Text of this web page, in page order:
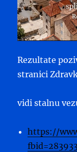
Rezultate
stranici
vidi stalnu
https://